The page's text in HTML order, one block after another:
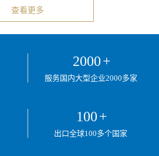
查看更多
2000+
服务国内大型企业2000多家
100+
出口全球100多个国家